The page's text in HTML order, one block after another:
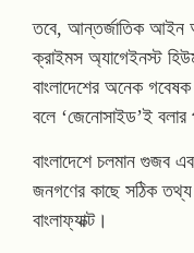
তবে, আন্তর্জাতিক আইন
ক্রাইমস অ্যাগেইনস্ট
বাংলাদেশের অনেক
বলে ‘জেনোসাইড’ই বলার
বাংলাদেশে চলমান গুজব
জনগণের কাছে সঠিক তথ্য
বাংলাফ্যাক্ট।